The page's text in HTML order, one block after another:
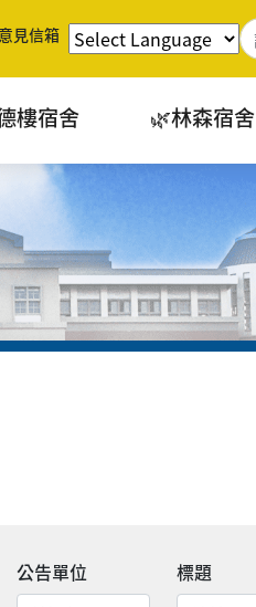
意見信箱
樓宿舍 🌿林森宿舍
公告單位
標題